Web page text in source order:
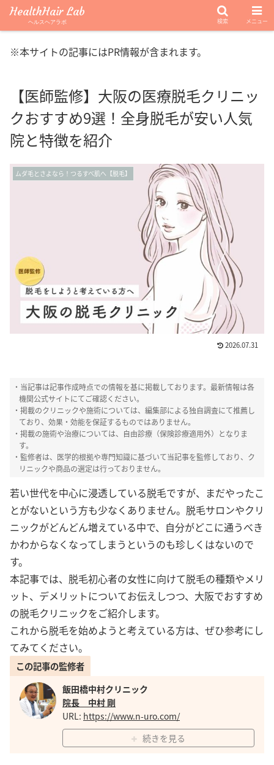
※本サイトの記事にはPR情報が含まれます。
【医師監修】大阪の医療脱毛クリニッ
クおすすめ9選！全身脱毛が安い人気
院と特徴を紹介
ムダ毛とさよなら！つるすべ肌へ【脱毛】
2026.07.31
HealthHair Labでは、 コンテンツポリシー
と運営指針に則り、厳正な管理のもと、女性
の髪や毛にまつわるテーマについて情報掲載
を行っております。髪や頭皮についての様々
なお悩みに対して、客観的かつ信頼性の高い
独自調査を行った上で推薦しています。
・当記事は記事作成時点での情報を基に掲載しております。最新情報は各
機関公式サイトにてご確認ください。
・掲載のクリニックや施術については、編集部による独自調査にて推薦し
ており、効果・効能を保証するものではありません。
・掲載の施術や治療については、自由診療（保険診療適用外）となりま
す。
・監修者は、医学的根拠や専門知識に基づいて当記事を監修しており、ク
リニックや商品の選定は行っておりません。
若い世代を中心に浸透している脱毛ですが、まだやったこ
とがないという方も少なくありません。 脱毛サロンやクリ
ニックがどんどん増えている中で、自分がどこに通うべき
かわからなくなってしまうというのも珍しくはないので
す。
本記事では、脱毛初心者の女性に向けて脱毛の種類やメリ
ット、デメリットについてお伝えしつつ、大阪でおすすめ
の脱毛クリニックをご紹介します。
これから脱毛を始めようと考えている方は、ぜひ参考にし
てみてください。
この記事の監修者
飯田橋中村クリニック
院長 中村 剛
URL: https://www.n-uro.com/
続きを見る
HealthHair Lab
ヘルスヘアラボ 検索 メニュー